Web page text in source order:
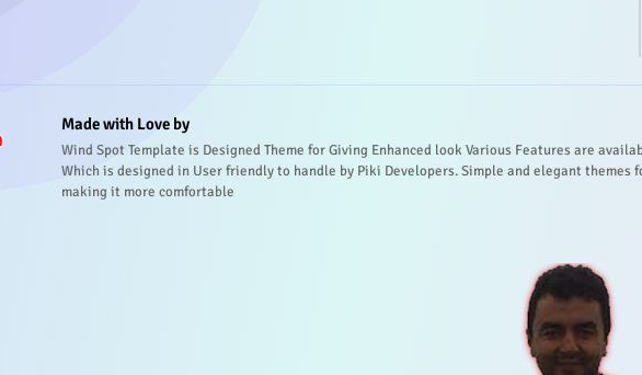
Made with Love by
Wind Spot Template is Designed Theme for Giving Enhanced look Various Features are
Which is designed in User friendly to handle by Piki Developers. Simple and elegant themes
making it more comfortable